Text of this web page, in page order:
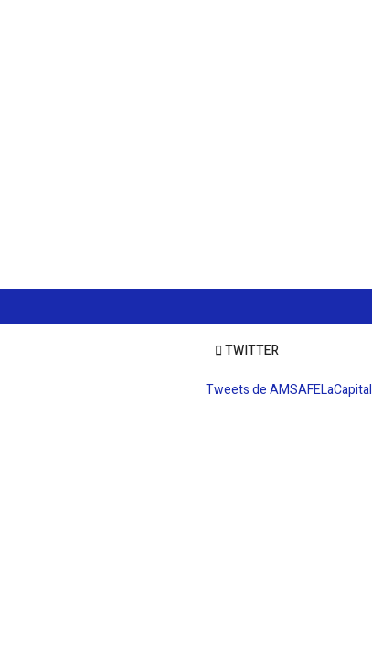
TWITTER
Tweets de AMSAFELaCapital